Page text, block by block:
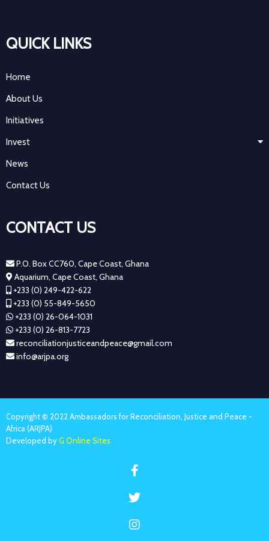
QUICK LINKS
Home
About Us
Initiatives
Invest
News
Contact Us
CONTACT US
P.O. Box CC760, Cape Coast, Ghana
Aquarium, Cape Coast, Ghana
+233 (0) 249-422-622
+233 (0) 55-849-5650
+233 (0) 26-064-1031
+233 (0) 26-813-7723
reconciliationjusticeandpeace@gmail.com
info@arjpa.org
Copyright © 2022 Ambassadors for Reconciliation, Justice and Peace -
Africa (ARJPA)
Developed byG Online Sites